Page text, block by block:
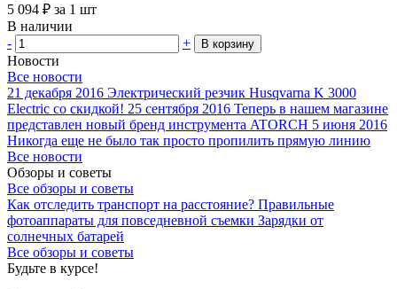
5 094 ₽ за 1 шт
В наличии
-
+ В корзину
Новости
Все новости
21 декабря 2016 Электрический резчик Husqvarna K 3000
Electric со скидкой! 25 сентября 2016 Теперь в нашем магазине
представлен новый бренд инструмента ATORCH 5 июня 2016
Никогда еще не было так просто пропилить прямую линию
Все новости
Обзоры и советы
Все обзоры и советы
Как отследить транспорт на расстояние? Правильные
фотоаппараты для повседневной съемки Зарядки от
солнечных батарей
Все обзоры и советы
Будьте в курсе!